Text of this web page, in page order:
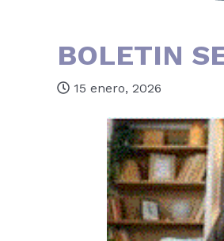
BOLETIN
15 enero, 2026